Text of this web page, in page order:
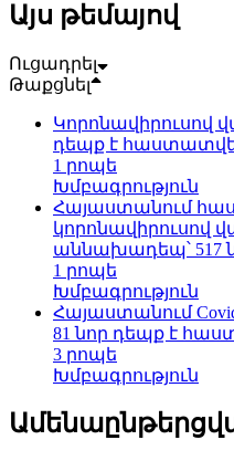
Այս թեմայով
Ուցադրել
Թաքցնել
Կորոնավիրուսով
դեպք է
1 րոպե
Խմբագրություն
Հայաստանում
կորոնավիրուսով
աննախադեպ՝ 517
1 րոպե
Խմբագրություն
Հայաստանում
81 նոր դեպք է
3 րոպե
Խմբագրություն